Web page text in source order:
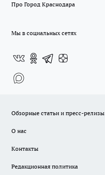
Про Город Краснодара
Мы в социальных сетях
Обзорные статьи и пресс-релизы
О нас
Контакты
Редакционная политика